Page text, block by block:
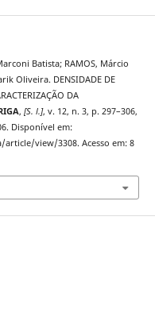
Batista; RAMOS, Márcio
Oliveira. DENSIDADE DE
DA
, [S. l.], v. 12, n. 3, p. 297–306,
Disponível em:
view/3308. Acesso em: 8